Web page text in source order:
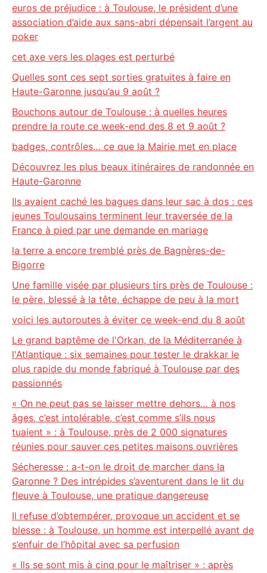
euros de préjudice : à Toulouse, le président d’une
association d’aide aux sans-abri dépensait l’argent au
poker
cet axe vers les plages est perturbé
Quelles sont ces sept sorties gratuites à faire en
Haute-Garonne jusqu’au 9 août ?
Bouchons autour de Toulouse : à quelles heures
prendre la route ce week-end des 8 et 9 août ?
badges, contrôles… ce que la Mairie met en place
Découvrez les plus beaux itinéraires de randonnée en
Haute-Garonne
Ils avaient caché les bagues dans leur sac à dos : ces
jeunes Toulousains terminent leur traversée de la
France à pied par une demande en mariage
la terre a encore tremblé près de Bagnères-de-
Bigorre
Une famille visée par plusieurs tirs près de Toulouse :
le père, blessé à la tête, échappe de peu à la mort
voici les autoroutes à éviter ce week-end du 8 août
Le grand baptême de l'Orkan, de la Méditerranée à
l'Atlantique : six semaines pour tester le drakkar le
plus rapide du monde fabriqué à Toulouse par des
passionnés
« On ne peut pas se laisser mettre dehors… à nos
âges, c’est intolérable, c’est comme s’ils nous
tuaient » : à Toulouse, près de 2 000 signatures
réunies pour sauver ces petites maisons ouvrières
Sécheresse : a-t-on le droit de marcher dans la
Garonne ? Des intrépides s’aventurent dans le lit du
fleuve à Toulouse, une pratique dangereuse
Il refuse d’obtempérer, provoque un accident et se
blesse : à Toulouse, un homme est interpellé avant de
s’enfuir de l’hôpital avec sa perfusion
« Ils se sont mis à cinq pour le maîtriser » : après